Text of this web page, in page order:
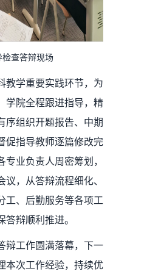
查答辩现场
教学重要实践环节，为
学院全程跟进指导，精
序组织开题报告、中期
促指导教师逐篇修改完
业负责人周密筹划，
，从答辩流程细化、
工、后勤服务等各项工
辩顺利推进。
辩工作圆满落幕，下一
本次工作经验，持续优